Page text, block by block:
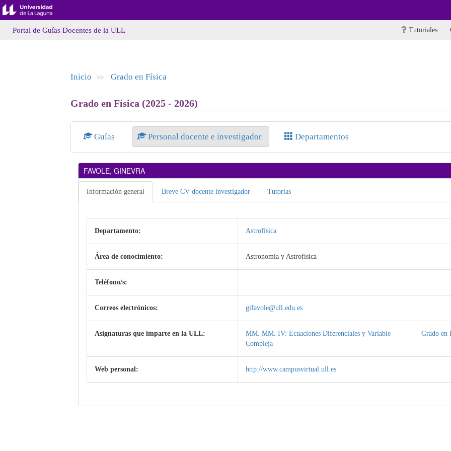
Portal de Guías Docentes de la ULL Tutoriales
Inicio >> Grado en Física
Grado en Física (2025 - 2026)
Guías Personal docente e investigador Departamentos
FAVOLE, GINEVRA
Información general Breve CV docente investigador Tutorías
Departamento: Astrofísica
Área de conocimiento: Astronomía y Astrofísica
Teléfono/s:
Correos electrónicos: gifavole@ull.edu.es
Asignaturas que imparte en la ULL:
MM. MM. IV: Ecuaciones Diferenciales y Variable
Compleja
Grado en
Web personal: http://www.campusvirtual.ull.es